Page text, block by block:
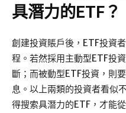
具潛力的ETF？
創建投資賬戶後，ETF投資
程。若然採用主動型ETF投
斷；而被動型ETF投資，則
息。以上兩類的投資者看似
得搜索具潛力的ETF，才能